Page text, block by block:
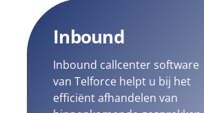
Inbound
Inbound callcenter software
van Telforce helpt u bij het
efficiënt afhandelen van